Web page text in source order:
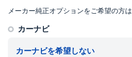
メーカー純正オプションをご希望の方は
カーナビ
カーナビを希望しない